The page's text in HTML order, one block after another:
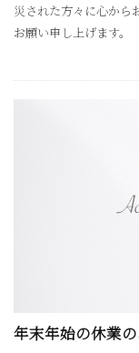
災された方々に心から
お願い申し上げます。
年末年始の休業